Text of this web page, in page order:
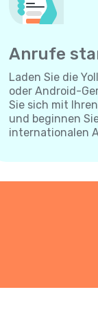
Anrufe
Laden Sie die
oder Android-
Sie sich mit
und beginnen
internationalen